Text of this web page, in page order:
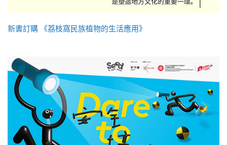
新書訂購 《荔枝窩民族植物的生活應用》